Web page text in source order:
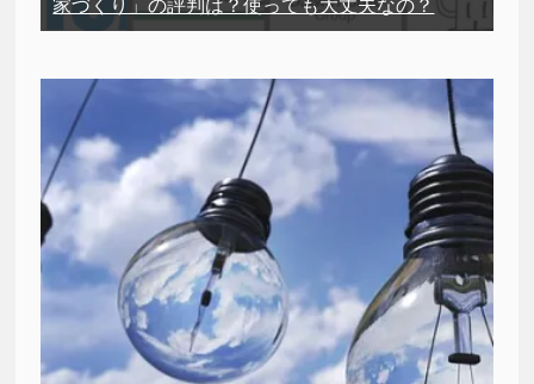
家づくり」の評判は？使っても大丈夫なの？